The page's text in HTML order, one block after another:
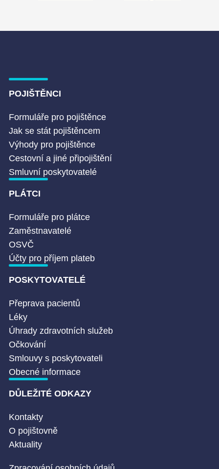
POJIŠTĚNCI
Formuláře pro pojištěnce
Jak se stát pojištěncem
Výhody pro pojištěnce
Cestovní a jiné připojištění
Smluvní poskytovatelé
PLÁTCI
Formuláře pro plátce
Zaměstnavatelé
OSVČ
Účty pro příjem plateb
POSKYTOVATELÉ
Přeprava pacientů
Léky
Úhrady zdravotních služeb
Očkování
Smlouvy s poskytovateli
Obecné informace
DŮLEŽITÉ ODKAZY
Kontakty
O pojištovně
Aktuality